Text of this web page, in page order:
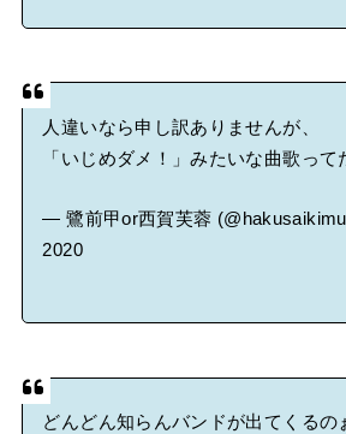
人違いなら申し訳ありませんが、
「いじめダメ！」みたいな曲歌って
— 鷺前甲or西賀芙蓉
2020
どんどん知らんバンドが出てくるの